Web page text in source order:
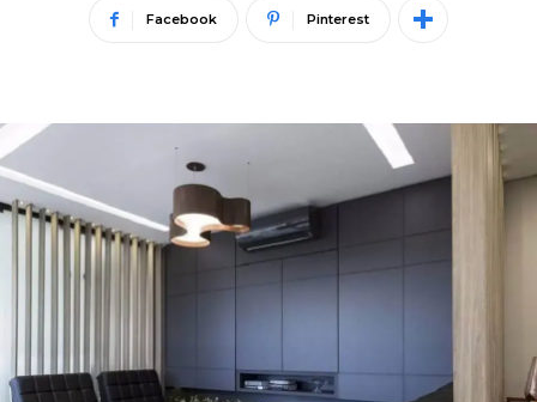
Facebook Pinterest